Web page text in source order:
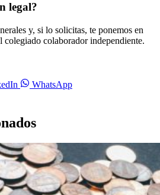
legal?
y, si lo solicitas, te ponemos en
colegiado colaborador independiente.
WhatsApp